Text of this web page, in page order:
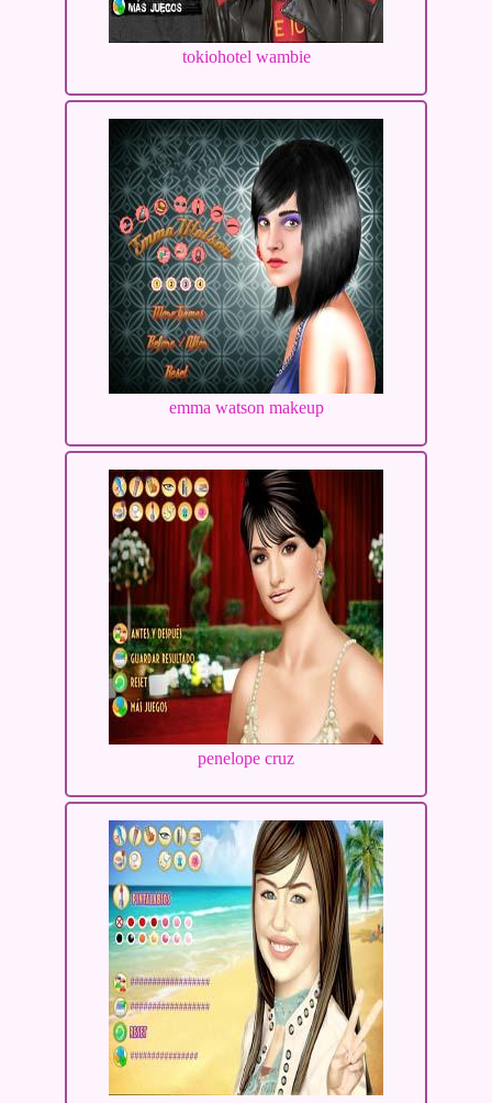
tokiohotel wambie
emma watson makeup
penelope cruz